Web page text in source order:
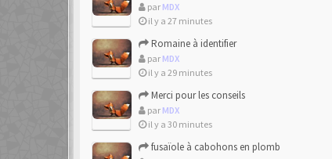
par MDX
il y a 27 minutes
Romaine à identifier
par MDX
il y a 29 minutes
Merci pour les conseils
par MDX
il y a 30 minutes
fusaïole à cabohons en plomb